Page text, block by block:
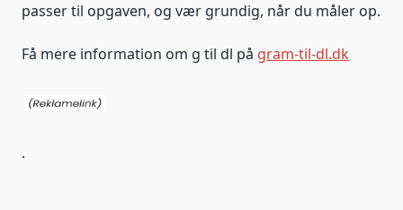
passer til opgaven, og vær grundig, når du måler op.
Få mere information om g til dl på gram-til-dl.dk
.